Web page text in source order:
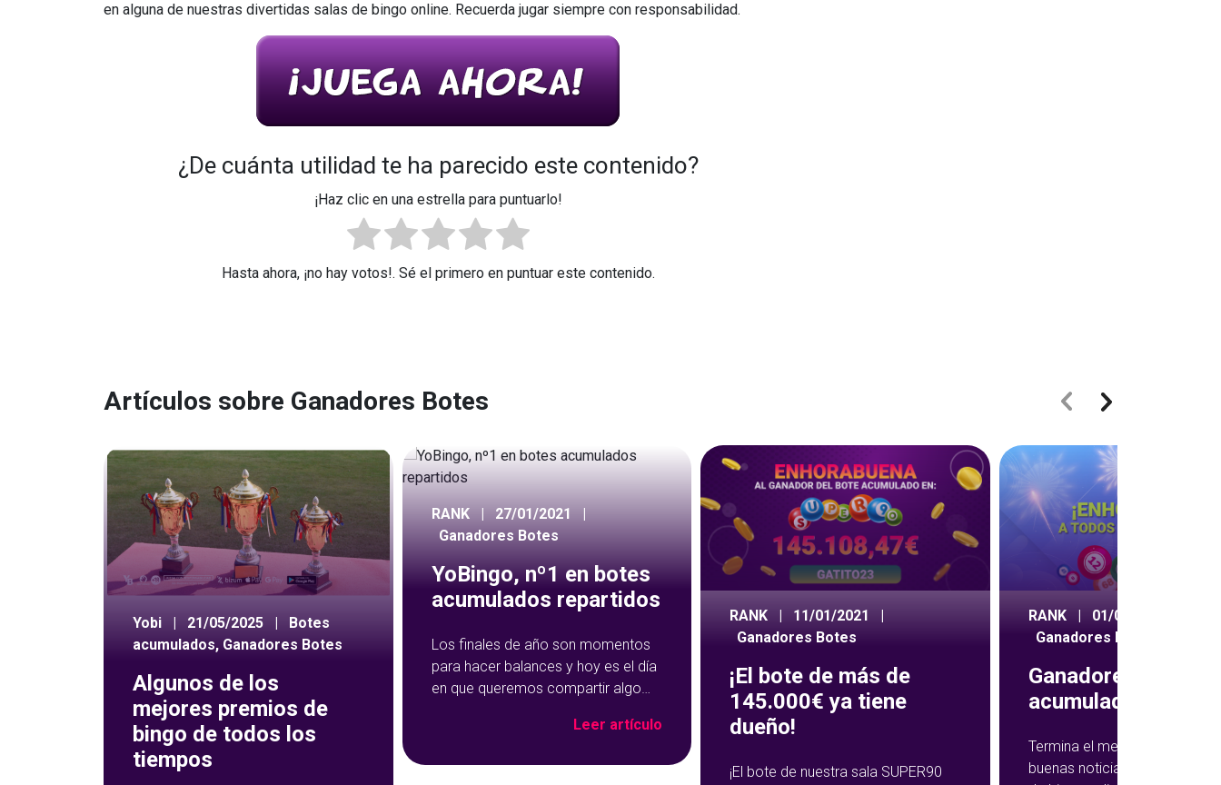
en alguna de nuestras divertidas salas de bingo online. Recuerda jugar siempre con responsabilidad.
¿De cuánta utilidad te ha parecido este contenido?
¡Haz clic en una estrella para puntuarlo!
Hasta ahora, ¡no hay votos!. Sé el primero en puntuar este contenido.
Artículos sobre Ganadores Botes
Yobi | 21/05/2025 |
Botes
acumulados, Ganadores Botes
Algunos de los
mejores premios de
bingo de todos los
tiempos
RANK 27/01/2021
Ganadores Botes
YoBingo, nº1 en botes
acumulados repartidos
Los finales de año son momentos
para hacer balances y hoy es el día
en que queremos compartir algo
principales protagonistas. ¡Vosotros
Leer artículo
RANK | 11/01/2021
|
Ganadores Botes
¡El bote de más de
145.000€ ya tiene
dueño!
¡El bote de nuestra sala SUPER90
RANK | 01/09/2020
Ganadores Botes
Ganadores botes
acumulados
Termina el mes de agosto
buenas noticias para los